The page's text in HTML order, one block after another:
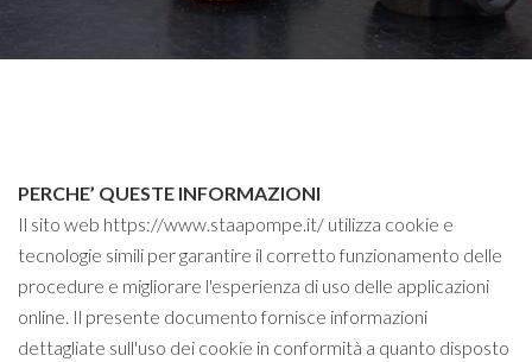
PERCHE’ QUESTE INFORMAZIONI
Il sito web https://www.staapompe.it/ utilizza cookie e
tecnologie simili per garantire il corretto funzionamento delle
procedure e migliorare l'esperienza di uso delle applicazioni
online. Il presente documento fornisce informazioni
dettagliate sull'uso dei cookie in conformità a quanto disposto